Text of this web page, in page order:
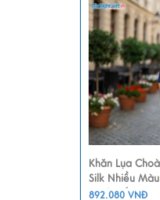
Khăn Lụa
Silk Nhiều
Xanh Trắng
892.080 VNĐ